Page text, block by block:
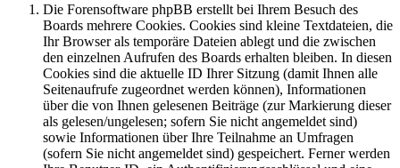
Die Forensoftware phpBB erstellt bei Ihrem Besuch des
Boards mehrere Cookies. Cookies sind kleine Textdateien, die
Ihr Browser als temporäre Dateien ablegt und die zwischen
den einzelnen Aufrufen des Boards erhalten bleiben. In diesen
Cookies sind die aktuelle ID Ihrer Sitzung (damit Ihnen alle
Seitenaufrufe zugeordnet werden können), Informationen
über die von Ihnen gelesenen Beiträge (zur Markierung dieser
als gelesen/ungelesen; sofern Sie nicht angemeldet sind)
sowie Informationen über Ihre Teilnahme an Umfragen
(sofern Sie nicht angemeldet sind) gespeichert. Ferner werden